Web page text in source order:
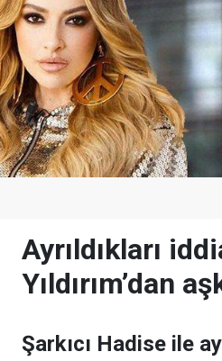
Ayrıldıkları
Yıldırım’dan
Şarkıcı Hadise ile